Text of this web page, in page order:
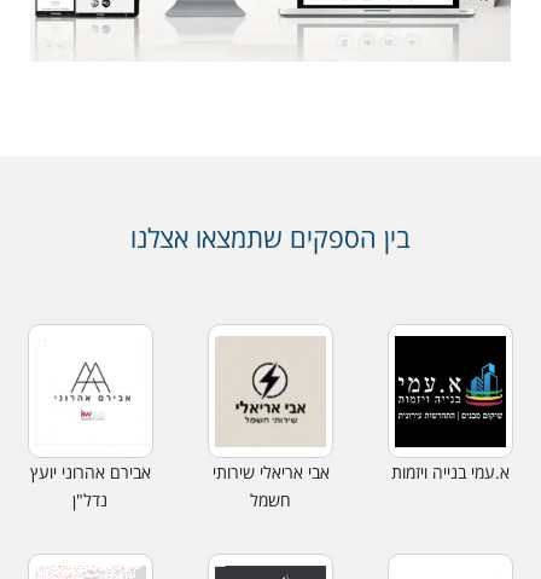
בין הספקים שתמצאו אצלנו
א.עמי בנייה ויזמות
אבי אריאלי שירותי
חשמל
אבירם אהרוני יועץ
נדל"ן